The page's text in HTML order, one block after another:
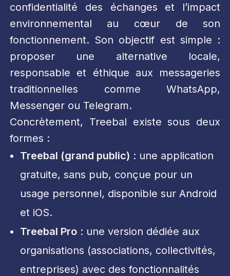
confidentialité des échanges et l’impact
environnemental au cœur de son
fonctionnement. Son objectif est simple :
proposer une alternative locale,
responsable et éthique aux messageries
traditionnelles comme WhatsApp,
Messenger ou Telegram.
Concrètement, Treebal existe sous deux
formes :
Treebal (grand public) : une application
gratuite, sans pub, conçue pour un
usage personnel, disponible sur Android
et iOS.
Treebal Pro: une version dédiée aux
organisations (associations, collectivités,
entreprises) avec des fonctionnalités